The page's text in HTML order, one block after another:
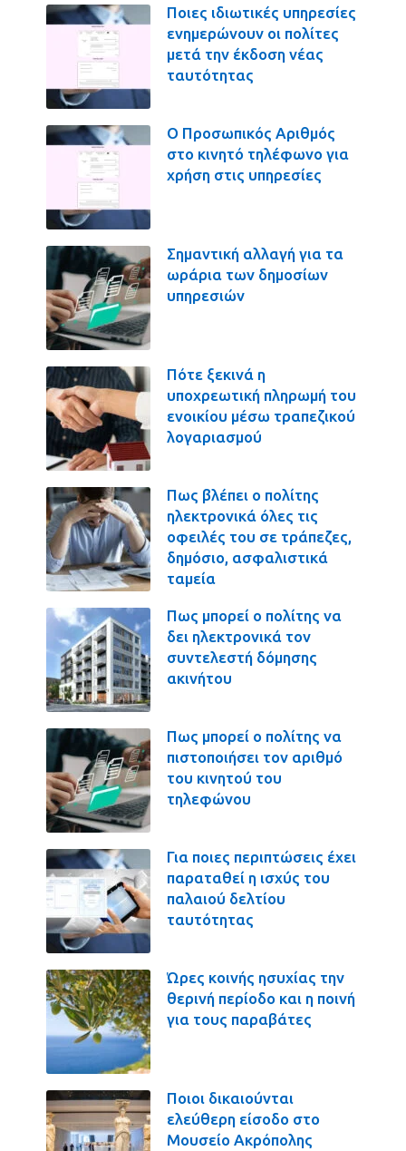
Ποιες ιδιωτικές υπηρεσίες
ενημερώνουν οι πολίτες
μετά την έκδοση νέας
ταυτότητας
Ο Προσωπικός Αριθμός
στο κινητό τηλέφωνο για
χρήση στις υπηρεσίες
Σημαντική αλλαγή για τα
ωράρια των δημοσίων
υπηρεσιών
Πότε ξεκινά η
υποχρεωτική πληρωμή του
ενοικίου μέσω τραπεζικού
λογαριασμού
Πως βλέπει ο πολίτης
ηλεκτρονικά όλες τις
οφειλές του σε τράπεζες,
δημόσιο, ασφαλιστικά
ταμεία
Πως μπορεί ο πολίτης να
δει ηλεκτρονικά τον
συντελεστή δόμησης
ακινήτου
Πως μπορεί ο πολίτης να
πιστοποιήσει τον αριθμό
του κινητού του
τηλεφώνου
Για ποιες περιπτώσεις έχει
παραταθεί η ισχύς του
παλαιού δελτίου
ταυτότητας
Ώρες κοινής ησυχίας την
θερινή περίοδο και η ποινή
για τους παραβάτες
Ποιοι δικαιούνται
ελεύθερη είσοδο στο
Μουσείο Ακρόπολης